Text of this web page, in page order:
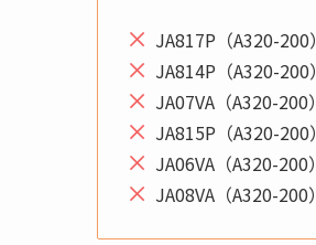
JA817P（A320-200）
JA814P（A320-200）
JA07VA（A320-200）
JA815P（A320-200）
JA06VA（A320-200）
JA08VA（A320-200）